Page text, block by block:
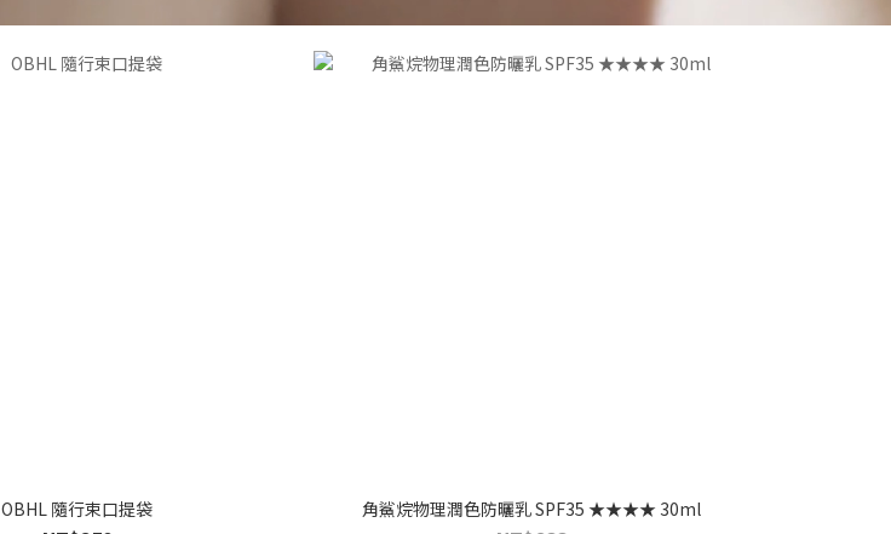
OBHL 隨行束口提袋 角鯊烷物理潤色防曬乳 SPF35 ★★★★ 30ml